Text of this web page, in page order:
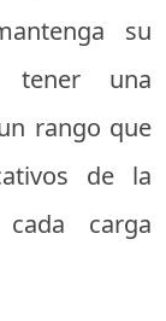
su
tener una
rango que
de la
carga